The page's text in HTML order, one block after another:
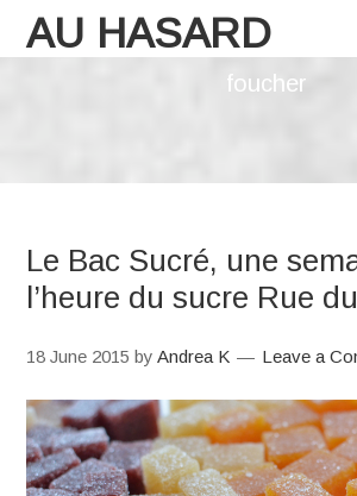
AU HASARD
foucher
Le Bac Sucré, une
l’heure du sucre Rue
18 June 2015 byAndrea K Leave a